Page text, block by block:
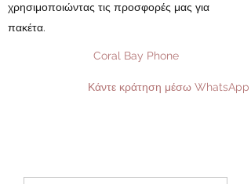
χρησιμοποιώντας τις προσφορές μας για
πακέτα.
Coral Bay Phone
Κάντε κράτηση μέσω WhatsApp